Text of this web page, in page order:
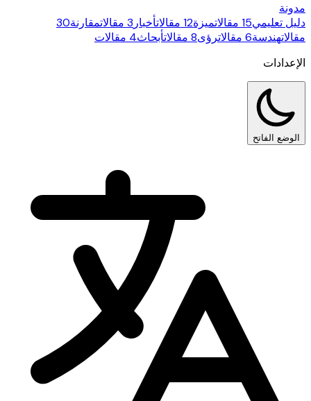
مدونة
دليل تعليمي15 مقالات ميزة12 مقالات أخبار 3 مقالات مقارنة30
مقالاتهندسة6 مقالات رؤى8 مقالات أبحاث4 مقالات
الإعدادات
الوضع الفاتح